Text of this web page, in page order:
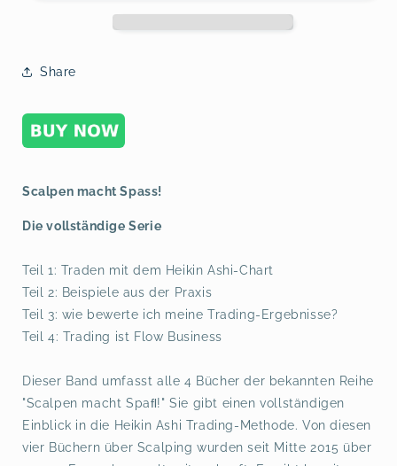
Share
Scalpen macht Spass!
Die vollständige Serie
Teil 1: Traden mit dem Heikin Ashi-Chart
Teil 2: Beispiele aus der Praxis
Teil 3: wie bewerte ich meine Trading-Ergebnisse?
Teil 4: Trading ist Flow Business
Dieser Band umfasst alle 4 Bücher der bekannten Reihe
"Scalpen macht Spaﬂ!" Sie gibt einen vollständigen
Einblick in die Heikin Ashi Trading-Methode. Von diesen
vier Büchern über Scalping wurden seit Mitte 2015 über